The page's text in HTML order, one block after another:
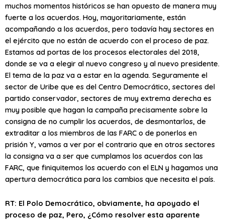
muchos momentos históricos se han opuesto de manera muy
fuerte a los acuerdos. Hoy, mayoritariamente, están
acompañando a los acuerdos, pero todavía hay sectores en
el ejército que no están de acuerdo con el proceso de paz.
Estamos ad portas de los procesos electorales del 2018,
donde se va a elegir al nuevo congreso y al nuevo presidente.
El tema de la paz va a estar en la agenda. Seguramente el
sector de Uribe que es del Centro Democrático, sectores del
partido conservador, sectores de muy extrema derecha es
muy posible que hagan la campaña precisamente sobre la
consigna de no cumplir los acuerdos, de desmontarlos, de
extraditar a los miembros de las FARC o de ponerlos en
prisión Y, vamos a ver por el contrario que en otros sectores
la consigna va a ser que cumplamos los acuerdos con las
FARC, que finiquitemos los acuerdo con el ELN y hagamos una
apertura democrática para los cambios que necesita el país.
RT: El Polo Democrático, obviamente, ha apoyado el
proceso de paz, Pero, ¿Cómo resolver esta aparente